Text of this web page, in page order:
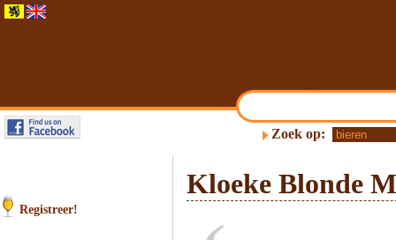
Zoek op:
Registreer!
Kloeke Blonde